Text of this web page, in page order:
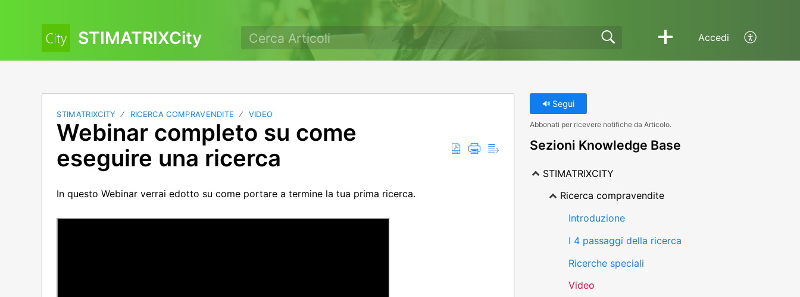
STIMATRIXCity Accedi
STIMATRIXCITY RICERCA COMPRAVENDITE VIDEO
Webinar completo su come
eseguire una ricerca
In questo Webinar verrai edotto su come portare a termine la tua prima ricerca.
Segui
Abbonati per ricevere notifiche da Articolo.
Sezioni Knowledge Base
STIMATRIXCITY
Ricerca compravendite
Introduzione
I 4 passaggi della ricerca
Ricerche speciali
Video